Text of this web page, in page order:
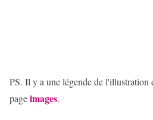
PS. Il y a une légende de l'illustration
pageimages.